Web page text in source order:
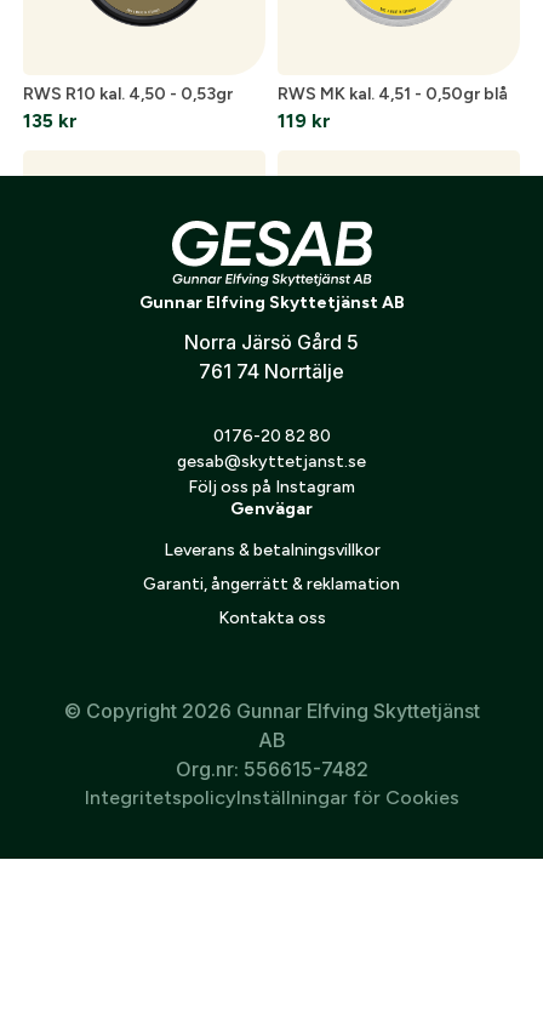
RWS R10 kal. 4,50 - 0,53gr
135 kr
RWS MK kal. 4,51 - 0,50gr blå
119 kr
GESABspersonuppgiftspolicy
Gunnar Elfving Skyttetjänst AB
Norra Järsö Gård 5
761 74 Norrtälje
0176-20 82 80
gesab@skyttetjanst.se
Följ oss på Instagram
Genvägar
Leverans & betalningsvillkor
Garanti, ångerrätt & reklamation
Kontakta oss
© Copyright 2026 Gunnar Elfving Skyttetjänst
AB
Org.nr: 556615-7482
IntegritetspolicyInställningar för Cookies